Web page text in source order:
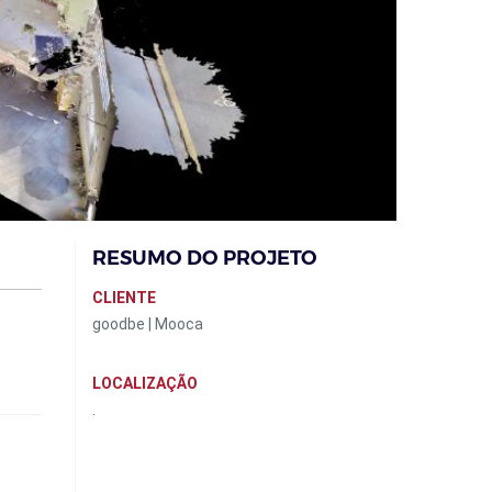
RESUMO DO PROJETO
CLIENTE
goodbe | Mooca
LOCALIZAÇÃO